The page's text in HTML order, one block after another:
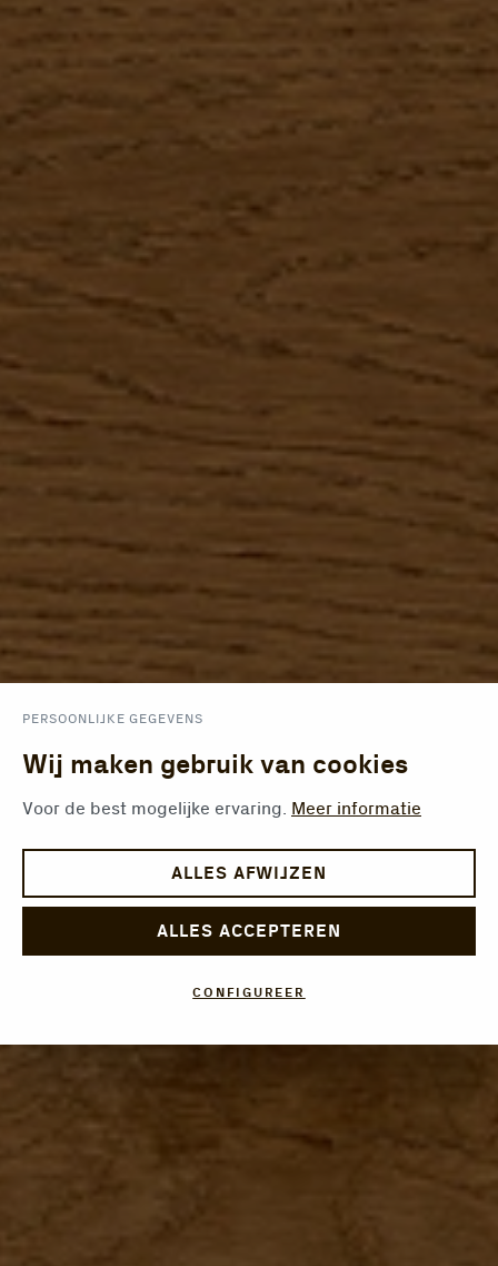
PERSOONLIJKE GEGEVENS
Wij maken gebruik van cookies
Voor de best mogelijke ervaring. Meer informatie
ALLES AFWIJZEN
ALLES ACCEPTEREN
CONFIGUREER